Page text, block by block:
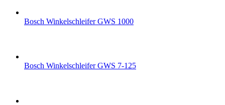
Bosch Winkelschleifer GWS 1000
Bosch Winkelschleifer GWS 7-125